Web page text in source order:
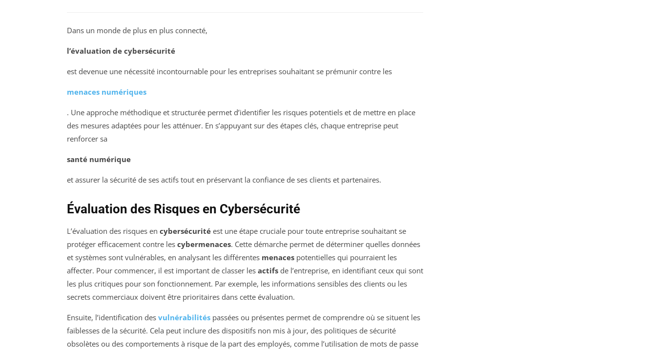
Dans un monde de plus en plus connecté,
l’évaluation de cybersécurité
est devenue une nécessité incontournable pour les entreprises souhaitant se prémunir contre les
menaces numériques
. Une approche méthodique et structurée permet d’identifier les risques potentiels et de mettre en place
des mesures adaptées pour les atténuer. En s’appuyant sur des étapes clés, chaque entreprise peut
renforcer sa
santé numérique
et assurer la sécurité de ses actifs tout en préservant la confiance de ses clients et partenaires.
Évaluation des Risques en Cybersécurité
L’évaluation des risques en cybersécurité est une étape cruciale pour toute entreprise souhaitant se
protéger efficacement contre les cybermenaces. Cette démarche permet de déterminer quelles données
et systèmes sont vulnérables, en analysant les différentes menaces potentielles qui pourraient les
affecter. Pour commencer, il est important de classer les actifs de l’entreprise, en identifiant ceux qui sont
les plus critiques pour son fonctionnement. Par exemple, les informations sensibles des clients ou les
secrets commerciaux doivent être prioritaires dans cette évaluation.
Ensuite, l’identification des vulnérabilités passées ou présentes permet de comprendre où se situent les
faiblesses de la sécurité. Cela peut inclure des dispositifs non mis à jour, des politiques de sécurité
obsolètes ou des comportements à risque de la part des employés, comme l’utilisation de mots de passe